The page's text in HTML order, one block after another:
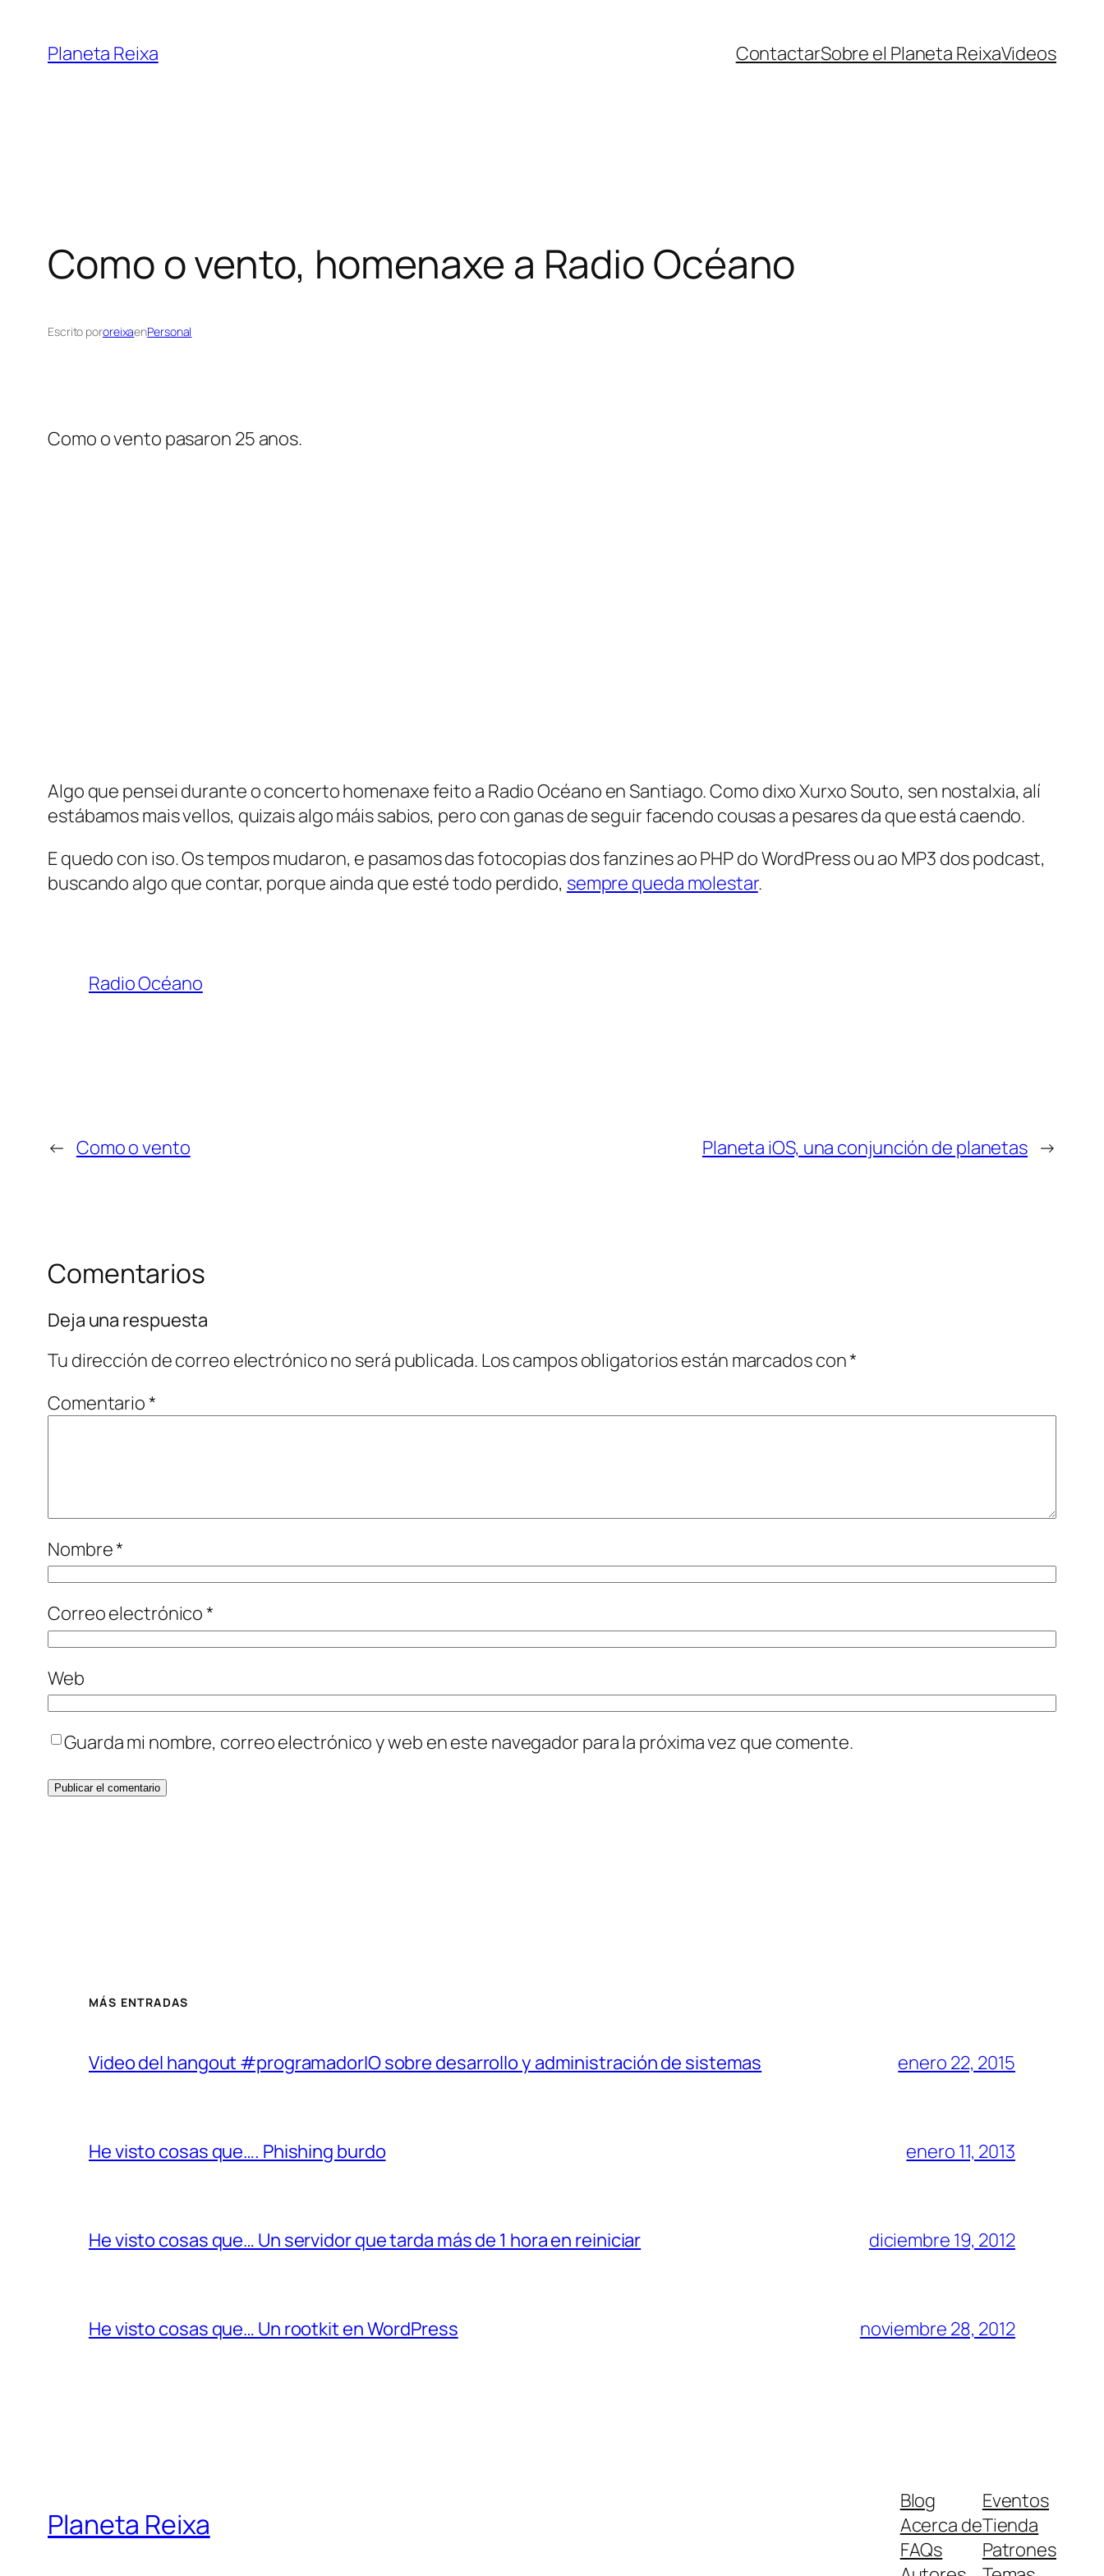
contenido
Planeta Reixa ContactarSobre el Planeta ReixaVideos
Como o vento, homenaxe a Radio Océano
Escrito pororeixaenPersonal
Como o vento pasaron 25 anos.
Algo que pensei durante o concerto homenaxe feito a Radio Océano en Santiago. Como dixo Xurxo Souto, sen nostalxia, alí
estábamos mais vellos, quizais algo máis sabios, pero con ganas de seguir facendo cousas a pesares da que está caendo.
E quedo con iso. Os tempos mudaron, e pasamos das fotocopias dos fanzines ao PHP do WordPress ou ao MP3 dos podcast,
buscando algo que contar, porque ainda que esté todo perdido, sempre queda molestar.
Radio Océano
← Como o vento Planeta iOS, una conjunción de planetas →
Comentarios
Deja una respuesta
Tu dirección de correo electrónico no será publicada. Los campos obligatorios están marcados con*
Comentario*
Nombre*
Correo electrónico*
Web
Guarda mi nombre, correo electrónico y web en este navegador para la próxima vez que comente.
MÁS ENTRADAS
Video del hangout #programadorIO sobre desarrollo y administración de sistemas enero 22, 2015
He visto cosas que…. Phishing burdo enero 11, 2013
He visto cosas que… Un servidor que tarda más de 1 hora en reiniciar diciembre 19, 2012
He visto cosas que… Un rootkit en WordPress noviembre 28, 2012
Planeta Reixa
Blog
Acerca de
FAQs
Eventos
Tienda
Patrones